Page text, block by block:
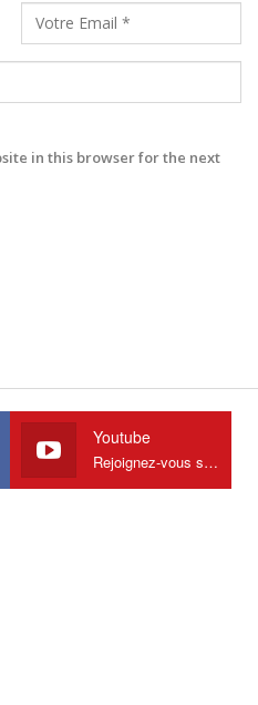
in this browser for the next
Youtube
Rejoignez-vous sur Youtube